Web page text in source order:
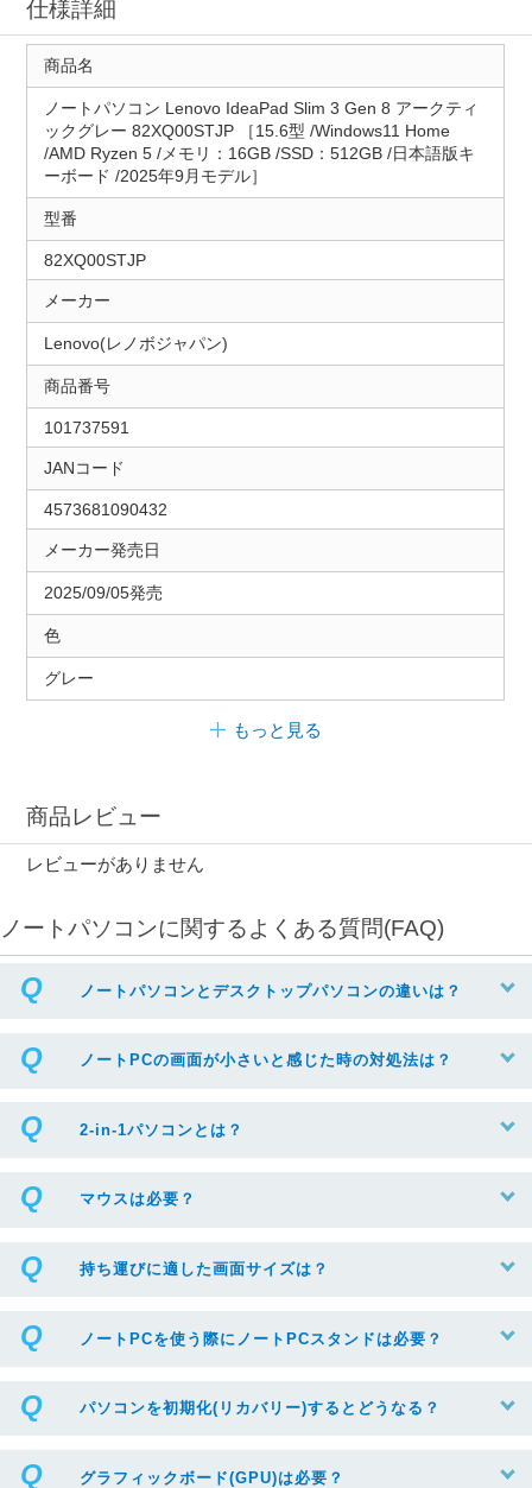
仕様詳細
商品名
ノートパソコン Lenovo IdeaPad Slim 3 Gen 8 アークティ
ックグレー 82XQ00STJP ［15.6型 /Windows11 Home
/AMD Ryzen 5 /メモリ：16GB /SSD：512GB /日本語版キ
ーボード /2025年9月モデル］
型番
82XQ00STJP
メーカー
Lenovo(レノボジャパン)
商品番号
101737591
JANコード
4573681090432
メーカー発売日
2025/09/05発売
色
グレー
もっと見る
商品レビュー
レビューがありません
ノートパソコンに関するよくある質問(FAQ)
ノートパソコンとデスクトップパソコンの違いは？
ノートPCの画面が小さいと感じた時の対処法は？
2-in-1パソコンとは？
マウスは必要？
持ち運びに適した画面サイズは？
ノートPCを使う際にノートPCスタンドは必要？
パソコンを初期化(リカバリー)するとどうなる？
グラフィックボード(GPU)は必要？